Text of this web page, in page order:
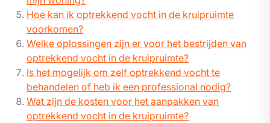
Hoe kan ik optrekkend vocht in de kruipruimte
voorkomen?
Welke oplossingen zijn er voor het bestrijden van
optrekkend vocht in de kruipruimte?
Is het mogelijk om zelf optrekkend vocht te
behandelen of heb ik een professional nodig?
Wat zijn de kosten voor het aanpakken van
optrekkend vocht in de kruipruimte?